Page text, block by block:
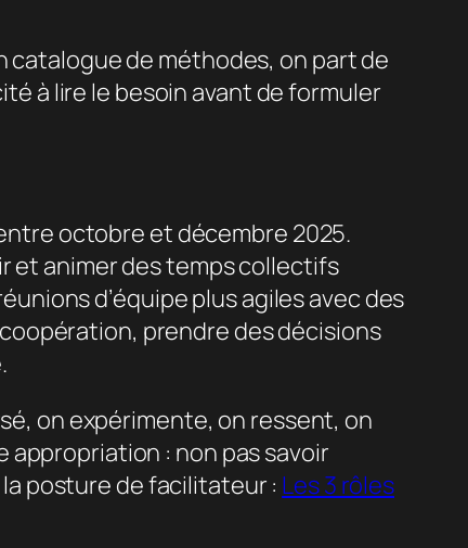
catalogue de méthodes, on part de
à lire le besoin avant de formuler
octobre et décembre 2025.
et animer des temps collectifs
d’équipe plus agiles avec des
prendre des décisions
on expérimente, on ressent, on
appropriation : non pas savoir
posture de facilitateur : Les 3 rôles